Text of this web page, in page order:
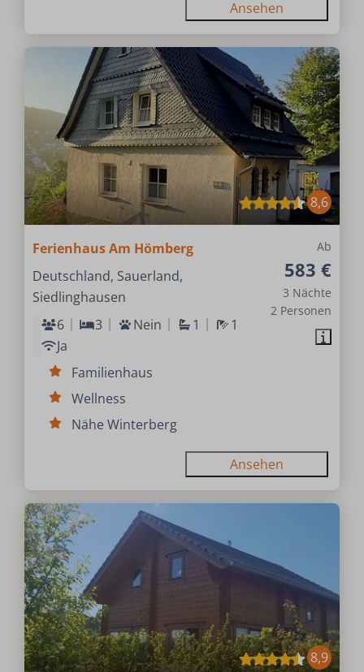
Ansehen
8,6
Ab
583 €
3 Nächte
2 Personen
Ferienhaus Am Hömberg
Deutschland, Sauerland,
Siedlinghausen
6
3 Nein 1
1
Ja
Familienhaus
Wellness
Nähe Winterberg
Ansehen
8,9